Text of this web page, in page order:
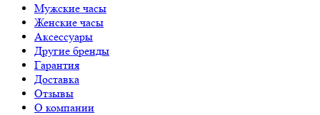
Мужские часы
Женские часы
Аксессуары
Другие бренды
Гарантия
Доставка
Отзывы
О компании